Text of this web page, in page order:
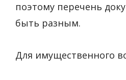
поэтому перечень
быть разным.
Для имущественного